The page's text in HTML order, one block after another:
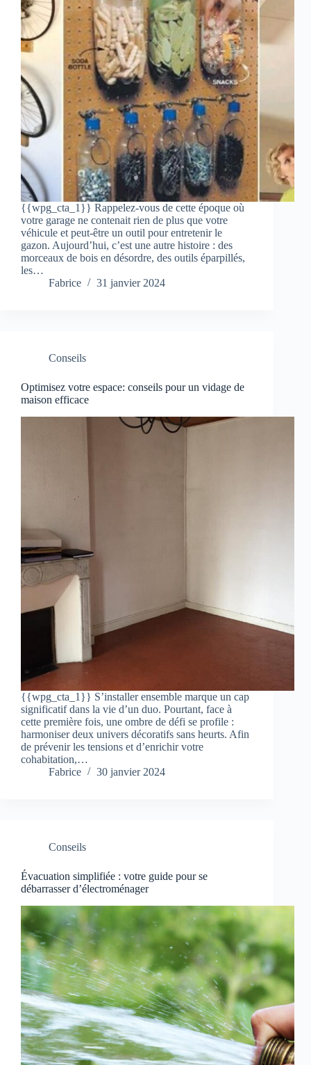
{{wpg_cta_1}} Rappelez-vous de cette époque où
votre garage ne contenait rien de plus que votre
véhicule et peut-être un outil pour entretenir le
gazon. Aujourd’hui, c’est une autre histoire : des
morceaux de bois en désordre, des outils éparpillés,
les…
Fabrice
31 janvier 2024
Conseils
Optimisez votre espace: conseils pour un vidage de
maison efficace
{{wpg_cta_1}} S’installer ensemble marque un cap
significatif dans la vie d’un duo. Pourtant, face à
cette première fois, une ombre de défi se profile :
harmoniser deux univers décoratifs sans heurts. Afin
de prévenir les tensions et d’enrichir votre
cohabitation,…
Fabrice
30 janvier 2024
Conseils
Évacuation simplifiée : votre guide pour se
débarrasser d’électroménager